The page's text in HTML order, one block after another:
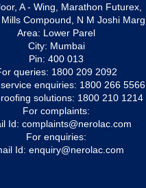
A - Wing, Marathon Futurex,
Compound, N M Joshi Marg,
Area: Lower Parel
City: Mumbai
Pin: 400 013
queries: 1800 209 2092
enquiries: 1800 266 5566
solutions: 1800 210 1214
For complaints:
Id: complaints@nerolac.com
For enquiries:
Id: enquiry@nerolac.com